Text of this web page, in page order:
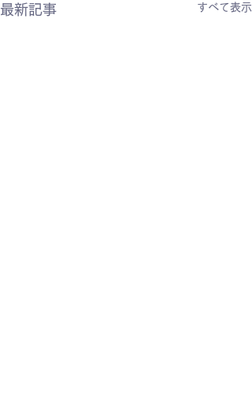
最新記事 すべて表示